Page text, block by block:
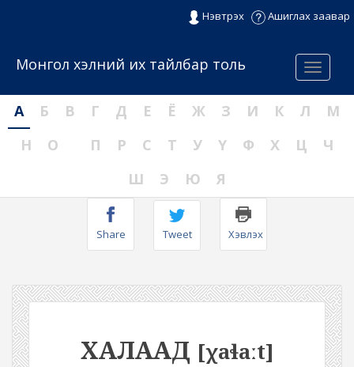
Нэвтрэх Ашиглах заавар
Menu
Монгол хэлний их тайлбар толь
А Б В Г Д Е Ё Ж З И К Л
М
Н
О П Р С Т У Ү Ф Х Ц
Ч
Ш
Э Ю Я
Share Tweet Хэвлэх
ХАЛААД [χaɬaːt]